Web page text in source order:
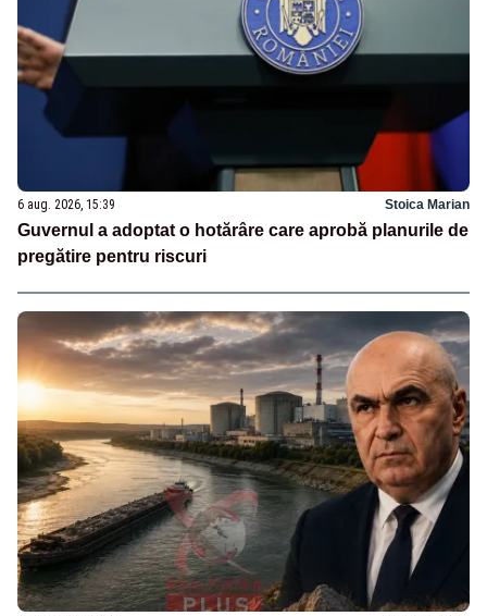
6 aug. 2026, 15:39 Stoica Marian
Guvernul a adoptat o hotărâre care aprobă planurile de
pregătire pentru riscuri